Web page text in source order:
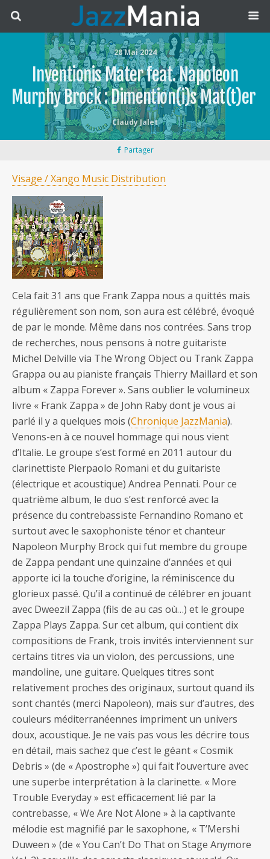
28 Mai 2024
Inventionis Mater feat. Napoleon
Murphy Brock : Dimention(i)s Mat(t)er
Claudy Jalet
Partager
Visage / Xango Music Distribution
Cela fait 31 ans que Frank Zappa nous a quittés mais
régulièrement son nom, son aura est célébré, évoqué
de par le monde. Même dans nos contrées. Sans trop
de recherches, nous pensons à notre guitariste
Michel Delville via The Wrong Object ou Trank Zappa
Grappa ou au pianiste français Thierry Maillard et son
album « Zappa Forever ». Sans oublier le volumineux
livre « Frank Zappa » de John Raby dont je vous ai
parlé il y a quelques mois (Chronique JazzMania).
Venons-en à ce nouvel hommage qui nous vient
d’Italie. Le groupe s’est formé en 2011 autour du
clarinettiste Pierpaolo Romani et du guitariste
(électrique et acoustique) Andrea Pennati. Pour ce
quatrième album, le duo s’est renforcé avec la
présence du contrebassiste Fernandino Romano et
surtout avec le saxophoniste ténor et chanteur
Napoleon Murphy Brock qui fut membre du groupe
de Zappa pendant une quinzaine d’années et qui
apporte ici la touche d’origine, la réminiscence du
glorieux passé. Qu’il a continué de célébrer en jouant
avec Dweezil Zappa (fils de au cas où…) et le groupe
Zappa Plays Zappa. Sur cet album, qui contient dix
compositions de Frank, trois invités interviennent sur
certains titres via un violon, des percussions, une
mandoline, une guitare. Quelques titres sont
relativement proches des originaux, surtout quand ils
sont chantés (merci Napoleon), mais sur d’autres, des
couleurs méditerranéennes impriment un univers
doux, acoustique. Je ne vais pas vous les décrire tous
en détail, mais sachez que c’est le géant « Cosmik
Debris » (de « Apostrophe ») qui fait l’ouverture avec
une superbe interprétation à la clarinette. « More
Trouble Everyday » est efficacement lié par la
contrebasse, « We Are Not Alone » à la captivante
mélodie est magnifié par le saxophone, « T’Mershi
Duween » (de « You Can’t Do That on Stage Anymore